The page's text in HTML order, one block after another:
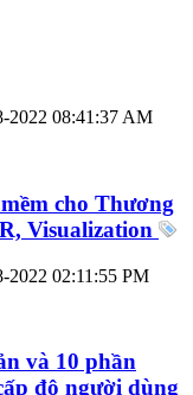
2022 08:41:37 AM
cho Thương
Visualization
2022 02:11:55 PM
và 10 phần
độ người dùng